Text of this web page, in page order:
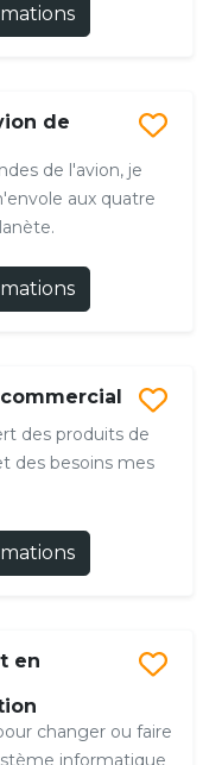
de
de l'avion, je
aux quatre
des produits de
des besoins mes
en
changer ou faire
informatique